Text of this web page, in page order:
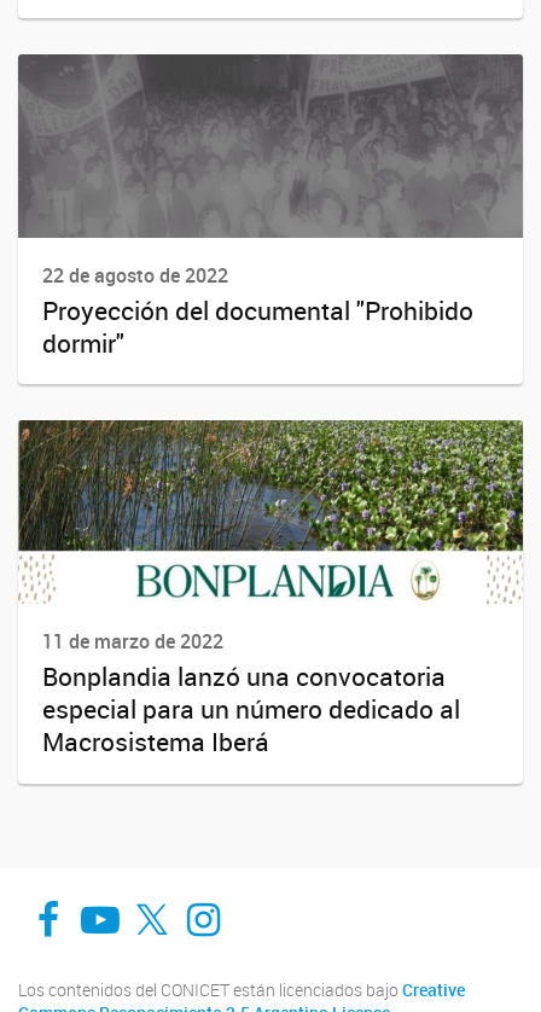
22 de agosto de 2022
Proyección del documental "Prohibido
dormir"
11 de marzo de 2022
Bonplandia lanzó una convocatoria
especial para un número dedicado al
Macrosistema Iberá
Facebook
You TubeTwitterInstagram
Los contenidos del CONICET están licenciados bajo Creative